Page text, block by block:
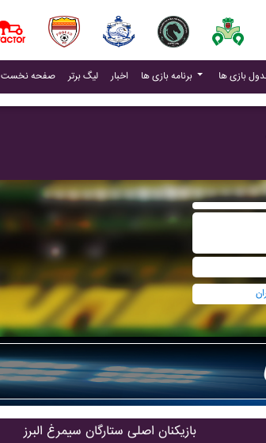
صفحه نخست لیگ برتر اخبار(current) برنامه بازی ها
بازیکنان اصلی ستارگان سيمرغ البرز